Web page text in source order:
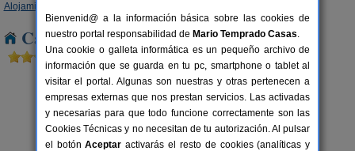
Alojamientos
Casas Rurales en Lozares de Tobalina
Bienvenid@ a la información básica sobre las cookies de
nuestro portal responsabilidad de Mario Temprado Casas.
Una cookie o galleta informática es un pequeño archivo de
información que se guarda en tu pc, smartphone o tablet al
visitar el portal. Algunas son nuestras y otras pertenecen a
empresas externas que nos prestan servicios. Las activadas
y necesarias para que todo funcione correctamente son las
Cookies Técnicas y no necesitan de tu autorización. Al pulsar
el botónAceptar activarás el resto de cookies (analíticas y